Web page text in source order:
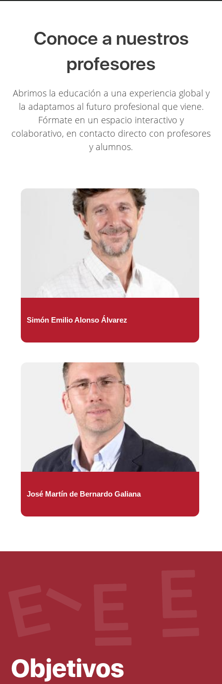
Conoce a nuestros
profesores
Abrimos la educación a una experiencia global y
la adaptamos al futuro profesional que viene.
Fórmate en un espacio interactivo y
colaborativo, en contacto directo con profesores
y alumnos.
Simón Emilio Alonso Álvarez
José Martín de Bernardo Galiana
Objetivos